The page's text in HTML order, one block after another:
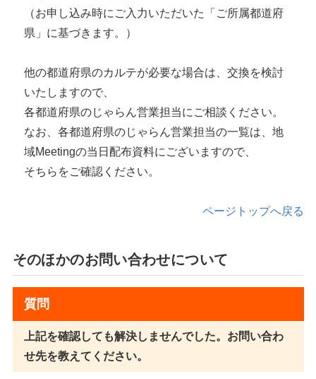
（お申し込み時にご入力いただいた「ご所属都道府
県」に基づきます。）
他の都道府県のカルテが必要な場合は、交換を検討
いたしますので、
各都道府県のじゃらん営業担当にご相談ください。
なお、各都道府県のじゃらん営業担当の一覧は、地
域Meetingの当日配布資料にございますので、
そちらをご確認ください。
ページトップへ戻る
そのほかのお問い合わせについて
質問
上記を確認しても解決しませんでした。お問い合わ
せ先を教えてください。